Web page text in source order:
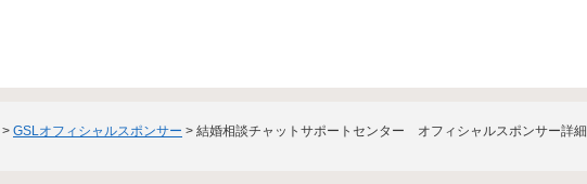
> GSLオフィシャルスポンサー > 結婚相談チャットサポートセンター オフィシャルスポンサー詳細